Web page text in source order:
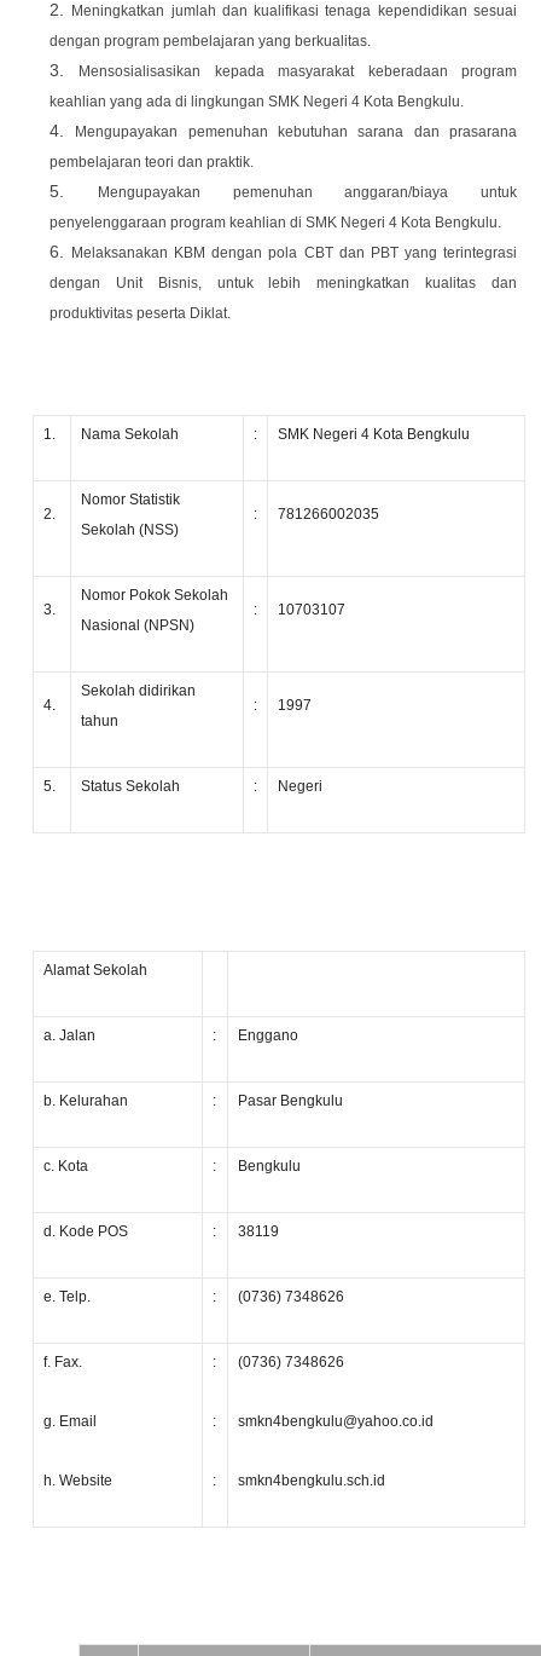
Meningkatkan jumlah dan kualifikasi tenaga kependidikan sesuai
dengan program pembelajaran yang berkualitas.
Mensosialisasikan kepada masyarakat keberadaan program
keahlian yang ada di lingkungan SMK Negeri 4 Kota Bengkulu.
Mengupayakan pemenuhan kebutuhan sarana dan prasarana
pembelajaran teori dan praktik.
Mengupayakan pemenuhan anggaran/biaya untuk
penyelenggaraan program keahlian di SMK Negeri 4 Kota Bengkulu.
Melaksanakan KBM dengan pola CBT dan PBT yang terintegrasi
dengan Unit Bisnis, untuk lebih meningkatkan kualitas dan
produktivitas peserta Diklat.
1. Nama Sekolah : SMK Negeri 4 Kota Bengkulu
2.
Nomor Statistik
Sekolah (NSS)
: 781266002035
3.
Nomor Pokok Sekolah
Nasional (NPSN)
: 10703107
4.
Sekolah didirikan
tahun
: 1997
5. Status Sekolah : Negeri
Alamat Sekolah
a. Jalan : Enggano
b. Kelurahan : Pasar Bengkulu
c. Kota : Bengkulu
d. Kode POS : 38119
e. Telp. : (0736) 7348626
f. Fax.
g. Email
h. Website
:
:
:
(0736) 7348626
smkn4bengkulu@yahoo.co.id
smkn4bengkulu.sch.id